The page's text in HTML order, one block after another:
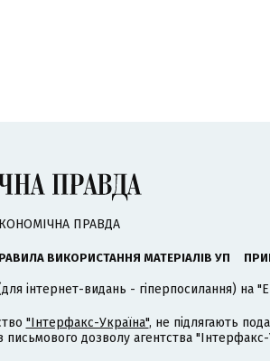
ПРАВДА
ВИКОРИСТАННЯ МАТЕРІАЛІВ УП
інтернет-видань - гіперпосилання) на
"Інтерфакс-Україна", не підлягають
дозволу агентства "Інтерфакс-